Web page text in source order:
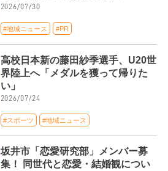
2026/07/30
#地域ニュース #PR
高校日本新の藤田紗季選手、U20世
界陸上へ「メダルを獲って帰りた
い」
2026/07/24
#スポーツ #地域ニュース
坂井市「恋愛研究部」メンバー募
集！ 同世代と恋愛・結婚観につい